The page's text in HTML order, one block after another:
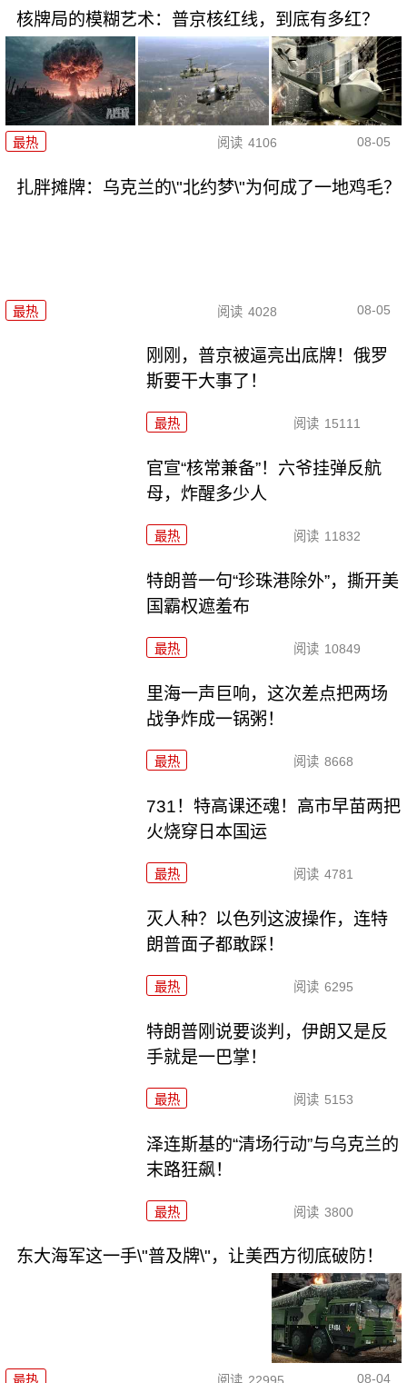
核牌局的模糊艺术：普京核红线，到底有多红？
最热 阅读 4106 08-05
扎胖摊牌：乌克兰的\"北约梦\"为何成了一地鸡毛？
最热 阅读 4028 08-05
刚刚，普京被逼亮出底牌！俄罗
斯要干大事了！
最热 阅读 15111
官宣“核常兼备”！六爷挂弹反航
母，炸醒多少人
最热 阅读 11832
特朗普一句“珍珠港除外”，撕开美
国霸权遮羞布
最热 阅读 10849
里海一声巨响，这次差点把两场
战争炸成一锅粥！
最热 阅读 8668
731！特高课还魂！高市早苗两把
火烧穿日本国运
最热 阅读 4781
灭人种？以色列这波操作，连特
朗普面子都敢踩！
最热 阅读 6295
特朗普刚说要谈判，伊朗又是反
手就是一巴掌！
最热 阅读 5153
泽连斯基的“清场行动”与乌克兰的
末路狂飙！
最热 阅读 3800
东大海军这一手\"普及牌\"，让美西方彻底破防！
08-04